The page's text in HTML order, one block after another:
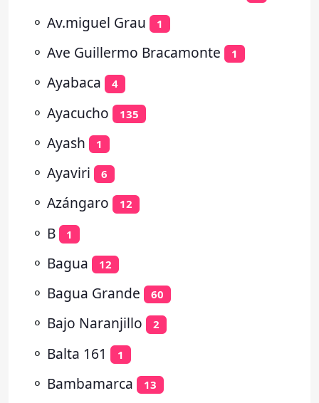
⚬ Av.miguel Grau 1
⚬ Ave Guillermo Bracamonte 1
⚬ Ayabaca 4
⚬ Ayacucho 135
⚬ Ayash 1
⚬ Ayaviri 6
⚬ Azángaro 12
⚬ B 1
⚬ Bagua 12
⚬ Bagua Grande 60
⚬ Bajo Naranjillo 2
⚬ Balta 161 1
⚬ Bambamarca 13